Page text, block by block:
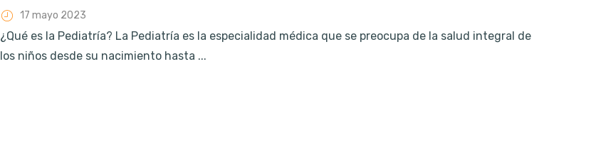
17 mayo 2023
¿Qué es la Pediatría? La Pediatría es la especialidad médica que se preocupa de la salud integral de
los niños desde su nacimiento hasta ...